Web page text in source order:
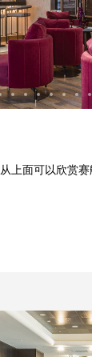
上面可以欣赏